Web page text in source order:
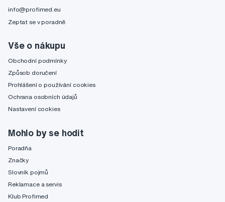
info@profimed.eu
Zeptat se v poradně
Vše o nákupu
Obchodní podmínky
Způsob doručení
Prohlášení o používání cookies
Ochrana osobních údajů
Nastavení cookies
Mohlo by se hodit
Poradňa
Značky
Slovník pojmů
Reklamace a servis
Klub Profimed